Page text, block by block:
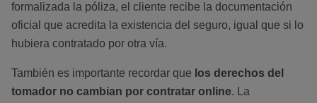
formalizada la póliza, el cliente recibe la documentación
oficial que acredita la existencia del seguro, igual que si lo
hubiera contratado por otra vía.
También es importante recordar que los derechos del
tomador no cambian por contratar online. La